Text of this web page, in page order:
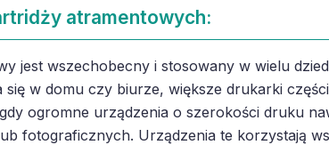
atramentowych:
jest wszechobecny i stosowany w wielu
w domu czy biurze, większe drukarki
ogromne urządzenia o szerokości druku
fotograficznych. Urządzenia te korzystają